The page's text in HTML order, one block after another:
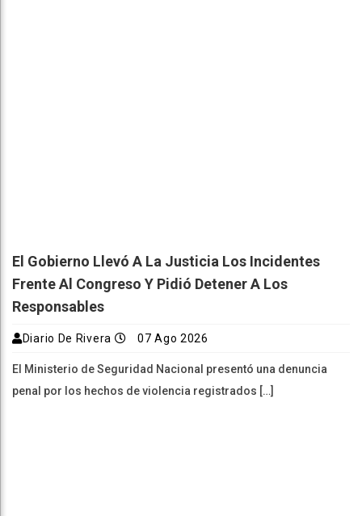
El Gobierno Llevó A La Justicia Los Incidentes
Frente Al Congreso Y Pidió Detener A Los
Responsables
Diario De Rivera 07 Ago 2026
El Ministerio de Seguridad Nacional presentó una denuncia
penal por los hechos de violencia registrados […]